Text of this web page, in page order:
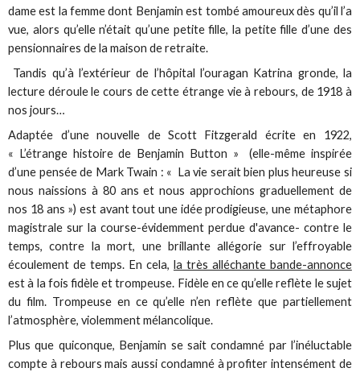
dame est la femme dont Benjamin est tombé amoureux dès qu’il l’a
vue, alors qu’elle n’était qu’une petite fille, la petite fille d’une des
pensionnaires de la maison de retraite.
Tandis qu’à l’extérieur de l’hôpital l’ouragan Katrina gronde, la
lecture déroule le cours de cette étrange vie à rebours, de 1918 à
nos jours…
Adaptée d’une nouvelle de Scott Fitzgerald écrite en 1922,
« L’étrange histoire de Benjamin Button » (elle-même inspirée
d’une pensée de Mark Twain : « La vie serait bien plus heureuse si
nous naissions à 80 ans et nous approchions graduellement de
nos 18 ans ») est avant tout une idée prodigieuse, une métaphore
magistrale sur la course-évidemment perdue d'avance- contre le
temps, contre la mort, une brillante allégorie sur l’effroyable
écoulement de temps. En cela, la très alléchante bande-annonce
est à la fois fidèle et trompeuse. Fidèle en ce qu’elle reflète le sujet
du film. Trompeuse en ce qu’elle n’en reflète que partiellement
l’atmosphère, violemment mélancolique.
Plus que quiconque, Benjamin se sait condamné par l’inéluctable
compte à rebours mais aussi condamné à profiter intensément de